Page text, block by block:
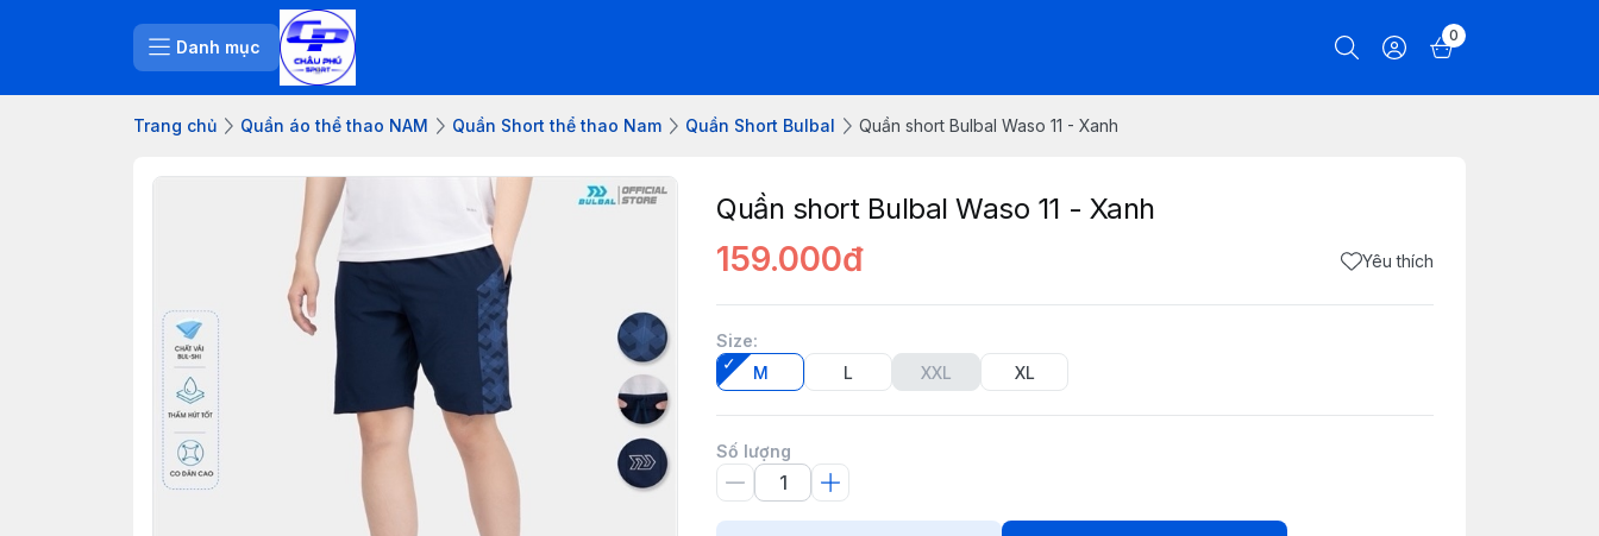
Danh mục
0
Trang chủ Quần áo thể thao NAM Quần Short thể thao Nam Quần Short Bulbal Quần short Bulbal Waso 11 - Xanh
Quần short Bulbal Waso 11 - Xanh
159.000đ Yêu thích
Size:
M
L XXL XL
Số lượng